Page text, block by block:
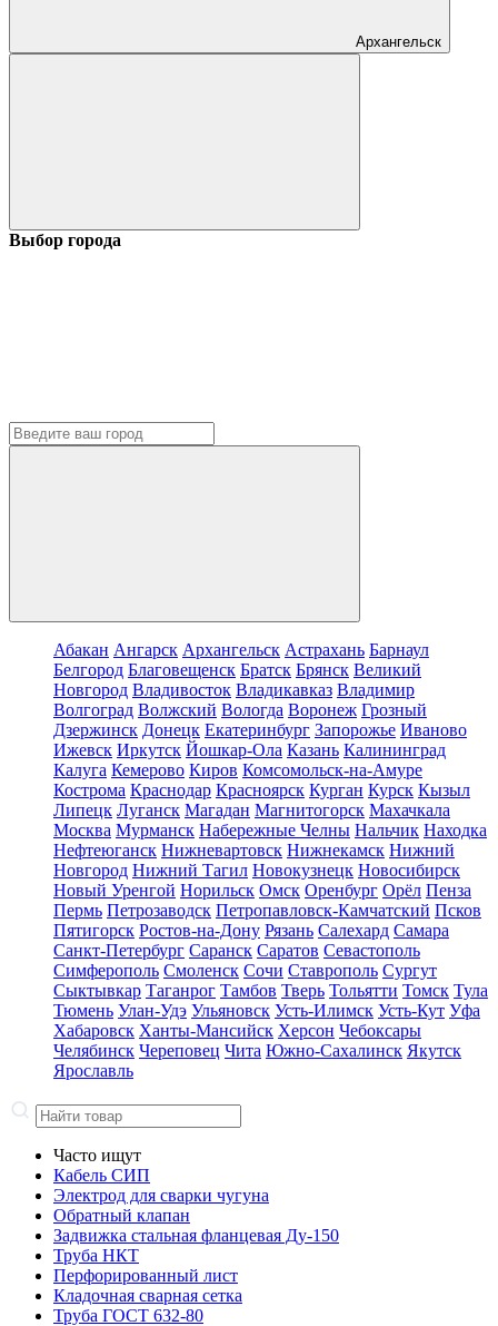
Архангельск
Выбор города
Абакан Ангарск Архангельск Астрахань Барнаул
Белгород Благовещенск Братск Брянск Великий
Новгород Владивосток Владикавказ Владимир
Волгоград Волжский Вологда Воронеж Грозный
Дзержинск Донецк Екатеринбург Запорожье Иваново
Ижевск Иркутск Йошкар-Ола Казань Калининград
Калуга Кемерово Киров Комсомольск-на-Амуре
Кострома Краснодар Красноярск Курган Курск Кызыл
Липецк Луганск Магадан Магнитогорск Махачкала
Москва Мурманск Набережные Челны Нальчик Находка
Нефтеюганск Нижневартовск Нижнекамск Нижний
Новгород Нижний Тагил Новокузнецк Новосибирск
Новый Уренгой Норильск Омск Оренбург Орёл Пенза
Пермь Петрозаводск Петропавловск-Камчатский Псков
Пятигорск Ростов-на-Дону Рязань Салехард Самара
Санкт-Петербург Саранск Саратов Севастополь
Симферополь Смоленск Сочи Ставрополь Сургут
Сыктывкар Таганрог Тамбов Тверь Тольятти Томск Тула
Тюмень Улан-Удэ Ульяновск Усть-Илимск Усть-Кут Уфа
Хабаровск Ханты-Мансийск Херсон Чебоксары
Челябинск Череповец Чита Южно-Сахалинск Якутск
Ярославль
Часто ищут
Кабель СИП
Электрод для сварки чугуна
Обратный клапан
Задвижка стальная фланцевая Ду-150
Труба НКТ
Перфорированный лист
Кладочная сварная сетка
Труба ГОСТ 632-80